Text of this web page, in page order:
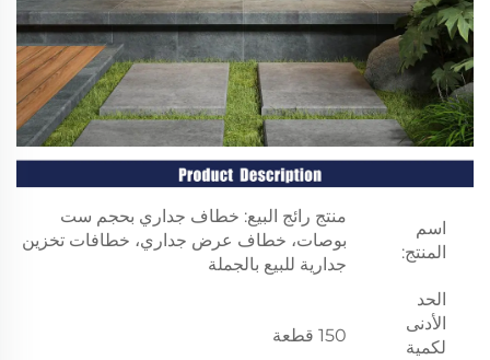
اسم
المنتج:
منتج رائج البيع: خطاف جداري بحجم ست
بوصات، خطاف عرض جداري، خطافات تخزين
جدارية للبيع بالجملة
الحد
الأدنى
لكمية
150 قطعة